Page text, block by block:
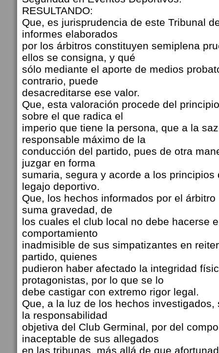
RESULTANDO:
Que, es jurisprudencia de este Tribunal
informes elaborados
por los árbitros constituyen semiplena
ellos se consigna, y qué
sólo mediante el aporte de medios
contrario, puede
desacreditarse ese valor.
Que, esta valoración procede del
sobre el que radica el
imperio que tiene la persona, que a la
responsable máximo de la
conducción del partido, pues de otra
juzgar en forma
sumaria, segura y acorde a los principios
legajo deportivo.
Que, los hechos informados por el
suma gravedad, de
los cuales el club local no debe hacerse
comportamiento
inadmisible de sus simpatizantes en
partido, quienes
pudieron haber afectado la integridad
protagonistas, por lo que se lo
debe castigar con extremo rigor legal.
Que, a la luz de los hechos investigados,
la responsabilidad
objetiva del Club Germinal, por del
inaceptable de sus allegados
en las tribunas, más allá de que